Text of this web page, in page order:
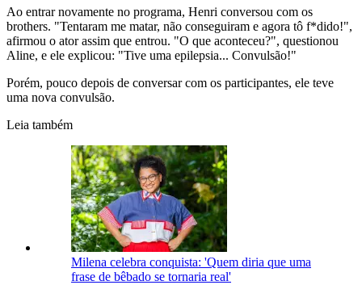
Ao entrar novamente no programa, Henri conversou com os
brothers. "Tentaram me matar, não conseguiram e agora tô f*dido!",
afirmou o ator assim que entrou. "O que aconteceu?", questionou
Aline, e ele explicou: "Tive uma epilepsia... Convulsão!"
Porém, pouco depois de conversar com os participantes, ele teve
uma nova convulsão.
Leia também
Milena celebra conquista: 'Quem diria que uma
frase de bêbado se tornaria real'